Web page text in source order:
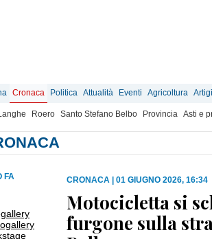
Cronaca Politica Attualità Eventi Agricoltura
Roero Santo Stefano Belbo Provincia Asti e
FA CRONACA 01 GIUGNO 2026, 16:34
Motocicletta si
furgone sulla